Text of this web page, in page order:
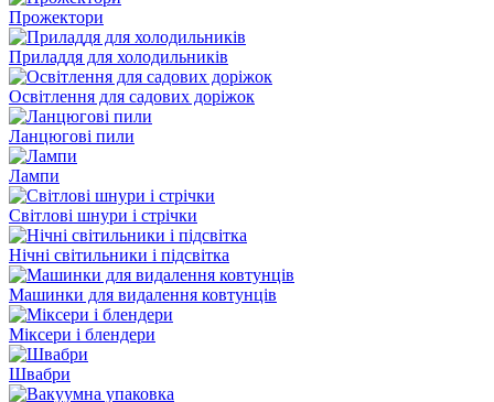
Прожектори
Приладдя для холодильників
Освітлення для садових доріжок
Ланцюгові пили
Лампи
Світлові шнури і стрічки
Нічні світильники і підсвітка
Машинки для видалення ковтунців
Міксери і блендери
Швабри